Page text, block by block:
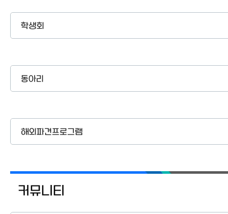
학생회
동아리
해외파견프로그램
커뮤니티